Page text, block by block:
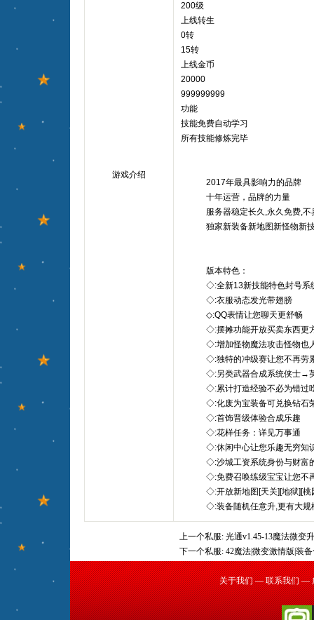
游戏介绍
200级
上线转生
0转
15转
上线金币
20000
999999999
功能
技能免费自动学习
所有技能修炼完毕
2017年最具影响力的品牌
十年运营，品牌的力量
服务器稳定长久,永久免费,不
独家新装备新地图新怪物新技
版本特色：
◇:全新13新技能特色封号系
◇:衣服动态发光带翅膀
◇:QQ表情让您聊天更舒畅
◇:摆摊功能开放买卖东西更
◇:增加怪物魔法攻击怪物也
◇:独特的冲级赛让您不再劳
◇:另类武器合成系统侠士→
◇:累计打造经验不必为错过吃
◇:化废为宝装备可兑换钻石
◇:首饰晋级体验合成乐趣
◇:花样任务：详见万事通
◇:休闲中心让您乐趣无穷知识
◇:沙城工资系统身份与财富
◇:免费召唤练级宝宝让您不再
◇:开放新地图[天关][地狱][桃园
◇:装备随机任意升,更有大规
上一个私服: 光通v1.45-13魔法微变
下一个私服: 42魔法|微变激情版|装
关于我们 — 联系我们 —